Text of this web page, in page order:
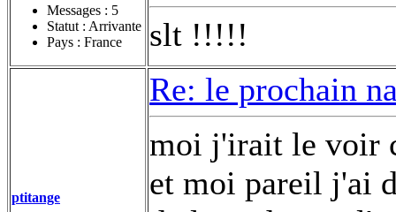
Messages : 5
Statut : Arrivante
Pays : France
slt !!!!!
ptitange
Re: le prochain
moi j'irait le voir
et moi pareil j'ai